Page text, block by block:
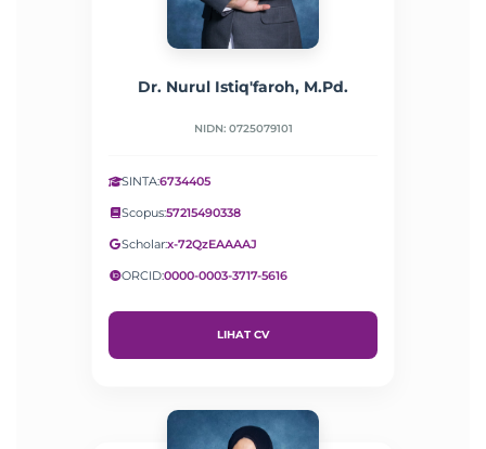
Dr. Nurul Istiq'faroh, M.Pd.
NIDN: 0725079101
SINTA:6734405
Scopus:57215490338
Scholar:x-72QzEAAAAJ
ORCID:0000-0003-3717-5616
LIHAT CV